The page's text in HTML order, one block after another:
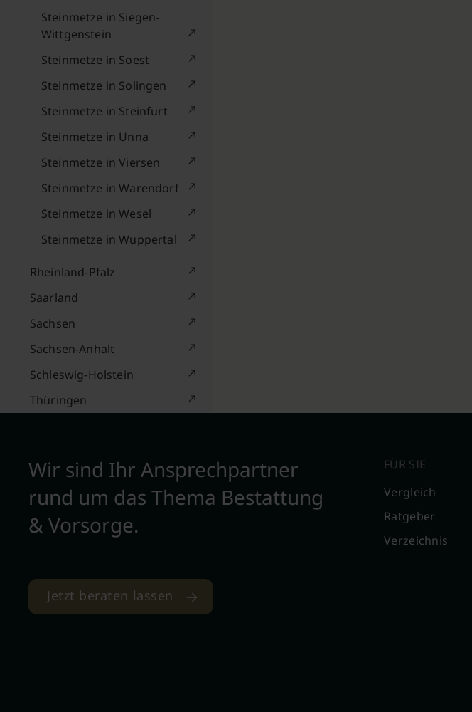
Steinmetze in Siegen-
Wittgenstein
Steinmetze in Soest
Steinmetze in Solingen
Steinmetze in Steinfurt
Steinmetze in Unna
Steinmetze in Viersen
Steinmetze in Warendorf
Steinmetze in Wesel
Steinmetze in Wuppertal
Rheinland-Pfalz
Saarland
Sachsen
Sachsen-Anhalt
Schleswig-Holstein
Thüringen
Wir sind Ihr Ansprechpartner
rund um das Thema Bestattung
& Vorsorge.
Jetzt beraten lassen
FÜR SIE
Vergleich
Ratgeber
Verzeichnis